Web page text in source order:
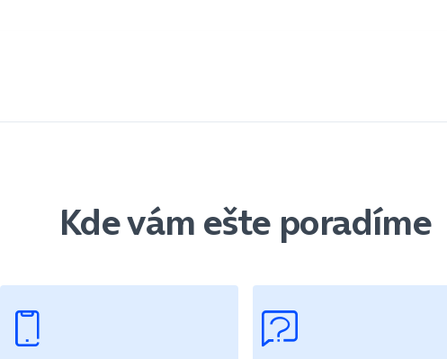
Kde vám ešte poradíme